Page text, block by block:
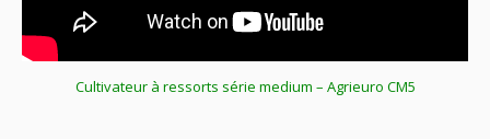
Cultivateur à ressorts série medium – Agrieuro CM5